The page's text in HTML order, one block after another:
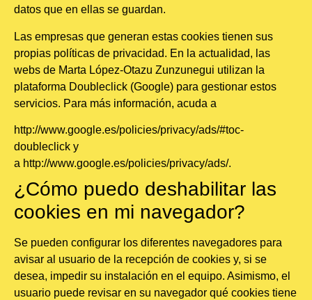
datos que en ellas se guardan.
Las empresas que generan estas cookies tienen sus
propias políticas de privacidad. En la actualidad, las
webs de Marta López-Otazu Zunzunegui utilizan la
plataforma Doubleclick (Google) para gestionar estos
servicios. Para más información, acuda a
http://www.google.es/policies/privacy/ads/#toc-
doubleclick y
a http://www.google.es/policies/privacy/ads/.
¿Cómo puedo deshabilitar las
cookies en mi navegador?
Se pueden configurar los diferentes navegadores para
avisar al usuario de la recepción de cookies y, si se
desea, impedir su instalación en el equipo. Asimismo, el
usuario puede revisar en su navegador qué cookies tiene